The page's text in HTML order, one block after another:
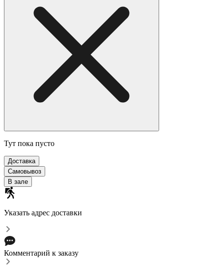
Тут пока пусто
Доставка
Самовывоз
В зале
Указать адрес доставки
Комментарий к заказу